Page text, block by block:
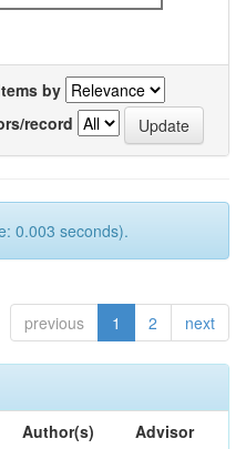
by
record
0.003 seconds).
previous 1 2 next
Author(s) Advisor